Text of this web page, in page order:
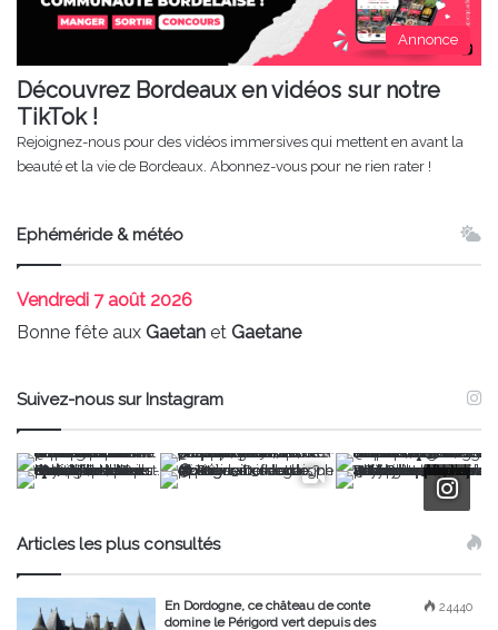
Annonce
Découvrez Bordeaux en vidéos sur notre
TikTok !
Rejoignez-nous pour des vidéos immersives qui mettent en avant la
beauté et la vie de Bordeaux. Abonnez-vous pour ne rien rater !
Ephéméride & météo
Vendredi 7 août 2026
Bonne fête aux Gaetan et Gaetane
Suivez-nous sur Instagram
Articles les plus consultés
24440
En Dordogne, ce château de conte
domine le Périgord vert depuis des